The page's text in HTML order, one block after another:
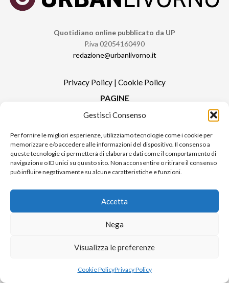
Gestisci Consenso
Per fornire le migliori esperienze, utilizziamo tecnologie come i cookie per
memorizzare e/o accedere alle informazioni del dispositivo. Il consenso a
queste tecnologie ci permetterà di elaborare dati come il comportamento di
navigazione o ID unici su questo sito. Non acconsentire o ritirare il consenso
può influire negativamente su alcune caratteristiche e funzioni.
Accetta
Nega
Visualizza le preferenze
Cookie PolicyPrivacy Policy
Quotidiano online pubblicato da UP
P.iva 02054160490
redazione@urbanlivorno.it
Privacy Policy | Cookie Policy
PAGINE
Redazione
Contatti
Pubblicità
Sitemap
RUBRICHE
Urban Video
© 2024 UP di Poggianti Simona | Urban Livorno è una testata giornalistica